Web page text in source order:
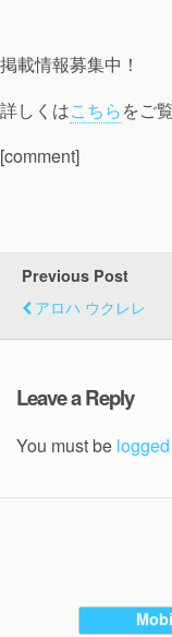
掲載情報募集中！
詳しくはこちらをご
[comment]
Previous Post
アロハ ウクレレ
Leave a Reply
You must be